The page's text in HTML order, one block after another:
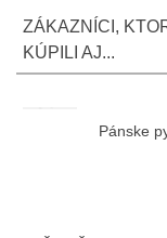
ZÁKAZNÍCI,
KÚPILI AJ...
Pánske